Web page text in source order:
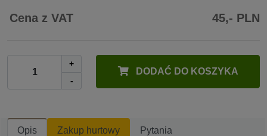
Cena z VAT 45,- PLN
+
-
DODAĆ DO KOSZYKA
Opis Zakup hurtowy Pytania